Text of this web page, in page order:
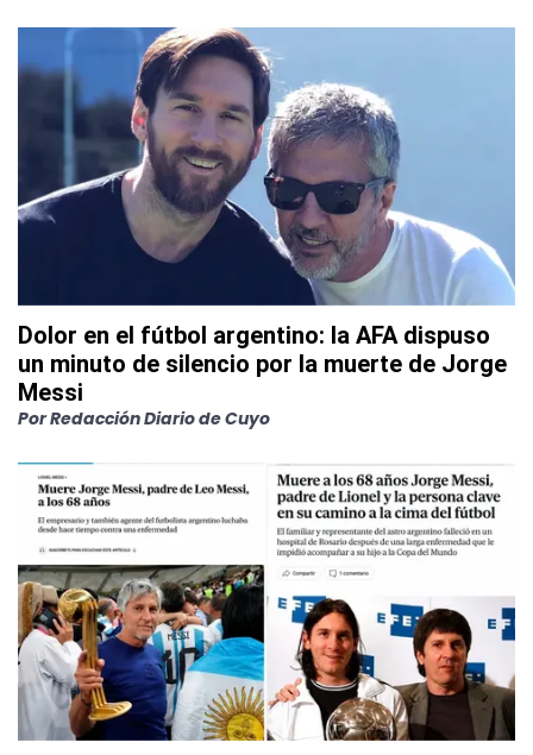
Dolor en el fútbol argentino: la AFA dispuso
un minuto de silencio por la muerte de Jorge
Messi
PorRedacción Diario de Cuyo